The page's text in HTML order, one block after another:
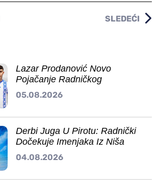
SLEDEĆI
Lazar Prodanović Novo
Pojačanje Radničkog
05.08.2026
Derbi Juga U Pirotu: Radnički
Dočekuje Imenjaka Iz Niša
04.08.2026